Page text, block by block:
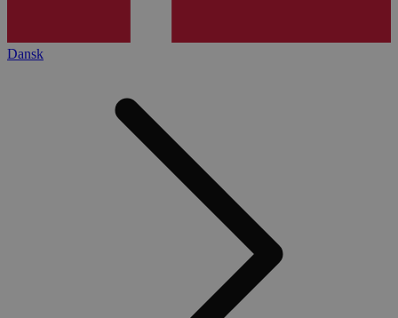
Dansk